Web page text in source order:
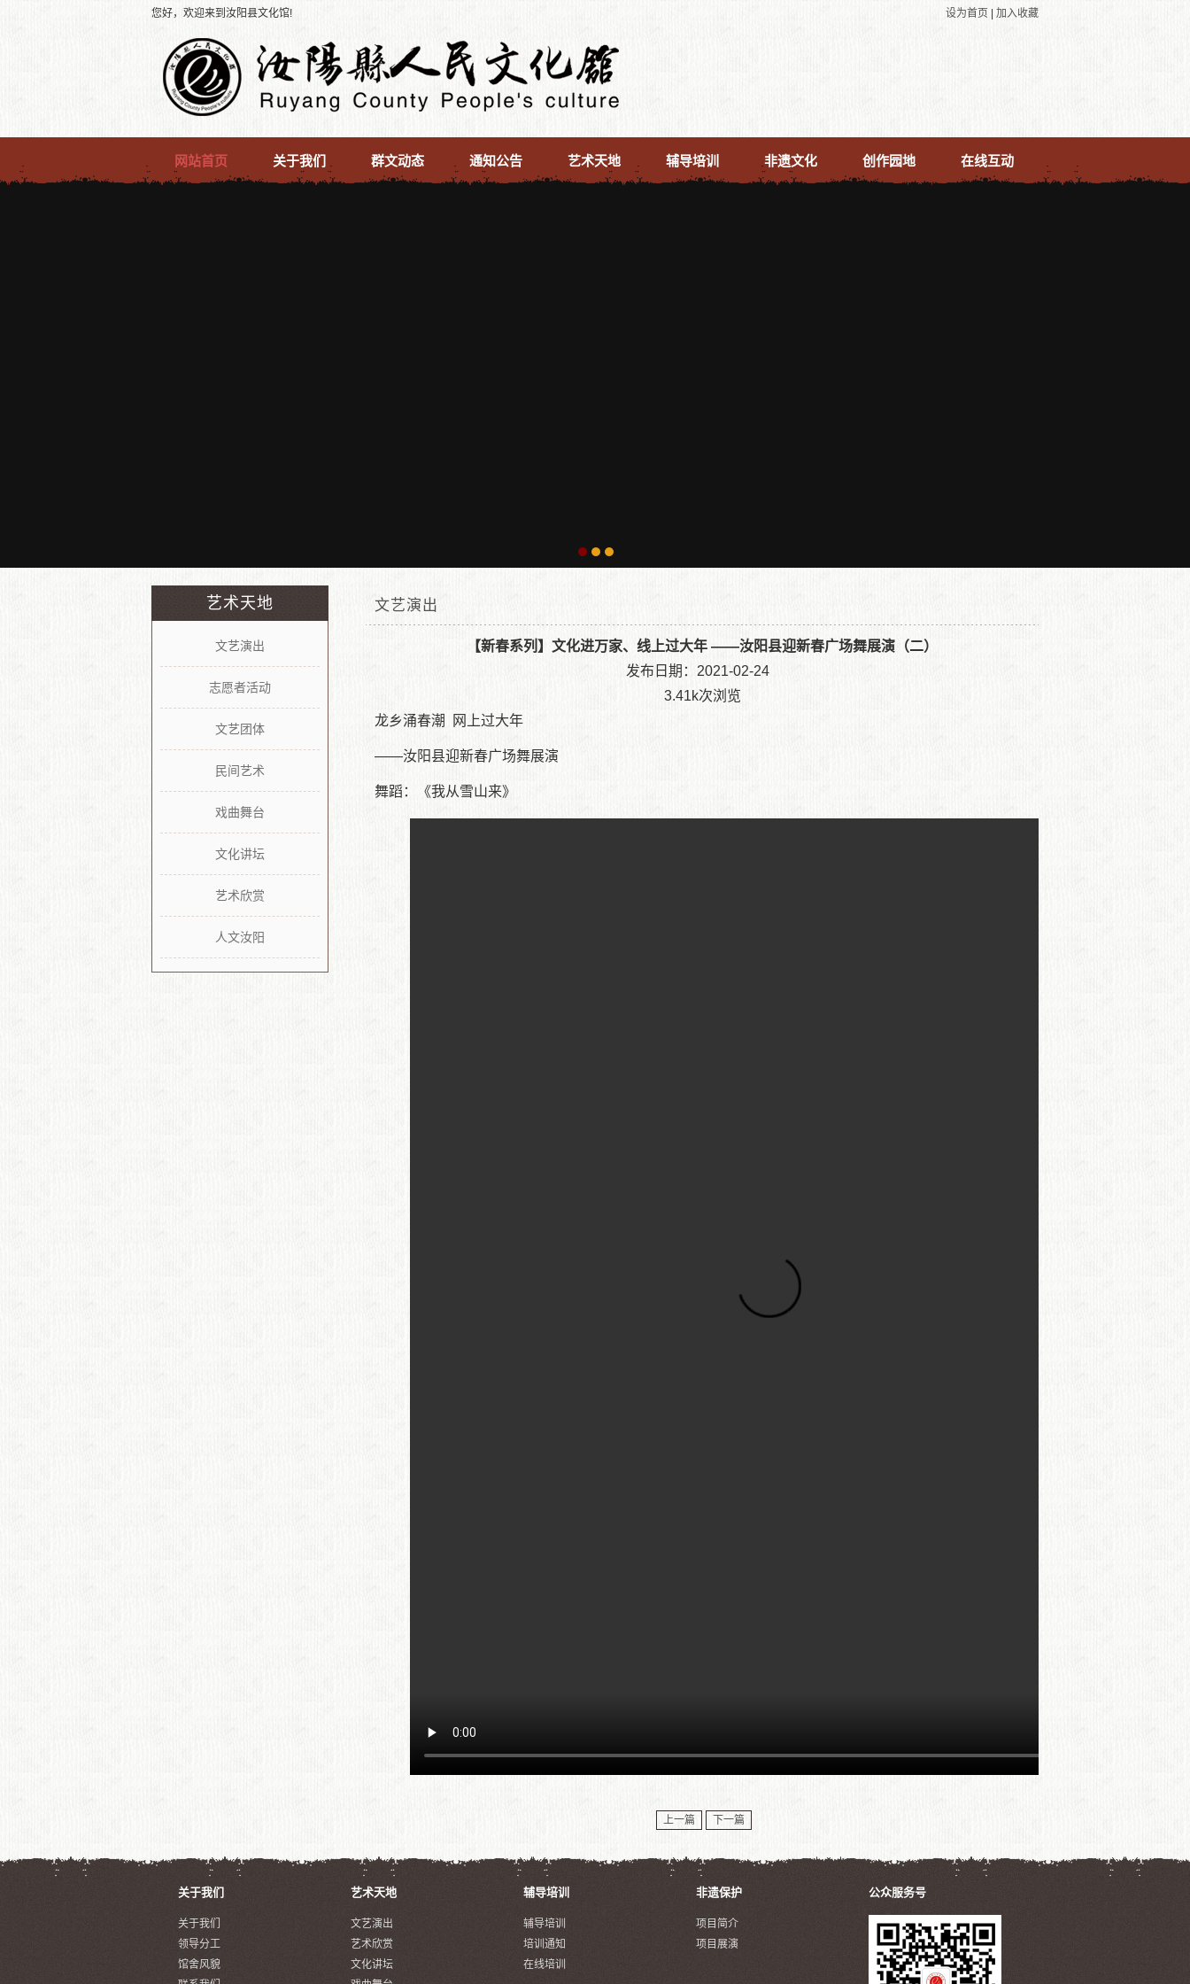
您好，欢迎来到汝阳县文化馆! 设为首页 加入收藏
网站首页 关于我们 群文动态 通知公告 艺术天地 辅导培训 非遗文化 创作园地 在线互动
艺术天地
文艺演出
志愿者活动
文艺团体
民间艺术
戏曲舞台
文化讲坛
艺术欣赏
人文汝阳
文艺演出
馆舍风貌
当前位置：汝阳县文化馆|汝阳文化馆|汝阳县人民文化馆
【新春系列】文化进万家、线上过大年 ——汝阳县迎新春广场舞展演（二）
发布日期：2021-02-24
3.41k次浏览
龙乡涌春潮 网上过大年
——汝阳县迎新春广场舞展演
舞蹈：《我从雪山来》
上一篇 下一篇
关于我们
关于我们
领导分工
馆舍风貌
艺术天地
文艺演出
艺术欣赏
文化讲坛
辅导培训
辅导培训
培训通知
在线培训
非遗保护
项目简介
项目展演
公众服务号